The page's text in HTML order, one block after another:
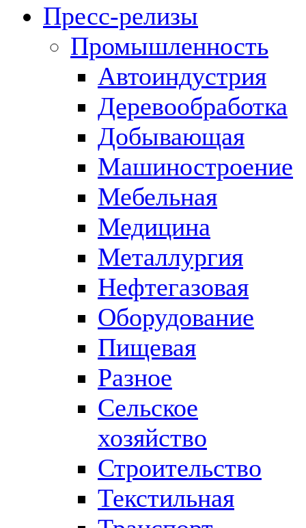
Пресс-релизы
Промышленность
Автоиндустрия
Деревообработка
Добывающая
Машиностроение
Мебельная
Медицина
Металлургия
Нефтегазовая
Оборудование
Пищевая
Разное
Сельское
хозяйство
Строительство
Текстильная